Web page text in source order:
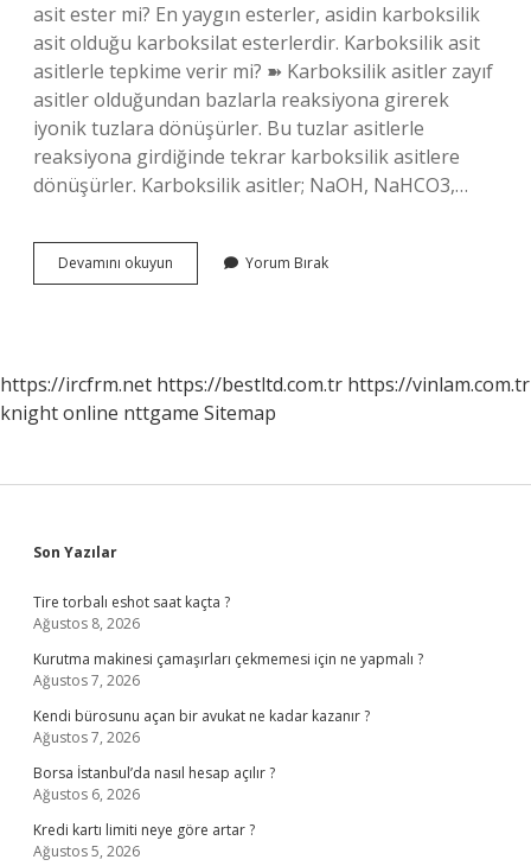
asit ester mi? En yaygın esterler, asidin karboksilik
asit olduğu karboksilat esterlerdir. Karboksilik asit
asitlerle tepkime verir mi? ➽ Karboksilik asitler zayıf
asitler olduğundan bazlarla reaksiyona girerek
iyonik tuzlara dönüşürler. Bu tuzlar asitlerle
reaksiyona girdiğinde tekrar karboksilik asitlere
dönüşürler. Karboksilik asitler; NaOH, NaHCO3,…
Devamını okuyun Karboksil
Grubu
Yorum Bırak
https://ircfrm.net https://bestltd.com.tr https://vinlam.com.tr
knight online nttgame Sitemap
Sidebar
Son Yazılar
Tire torbalı eshot saat kaçta ?
Ağustos 8, 2026
Kurutma makinesi çamaşırları çekmemesi için ne yapmalı ?
Ağustos 7, 2026
Kendi bürosunu açan bir avukat ne kadar kazanır ?
Ağustos 7, 2026
Borsa İstanbul’da nasıl hesap açılır ?
Ağustos 6, 2026
Kredi kartı limiti neye göre artar ?
Ağustos 5, 2026